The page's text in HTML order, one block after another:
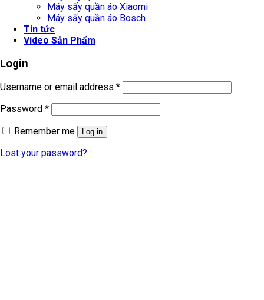
Máy sấy quần áo Xiaomi
Máy sấy quần áo Bosch
Tin tức
Video Sản Phẩm
Login
Username or email address *
Password *
Remember me
Log in
Lost your password?